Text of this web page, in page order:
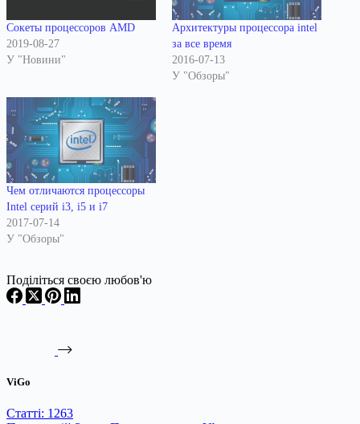
Сокеты процессоров AMD
2019-08-27
У "Новини"
Архитектуры процессора intel
за все время
2016-07-13
У "Обзоры"
Чем отличаются процессоры
Intel серий i3, i5 и i7
2017-07-14
У "Обзоры"
Поділіться своєю любов'ю
ViGo
Статті: 1263